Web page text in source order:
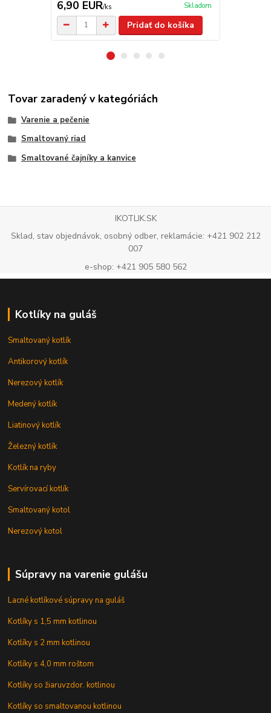
6,90 EUR/ks Skladom
Pridať do košíka
Tovar zaradený v kategóriách
Varenie a pečenie
Smaltovaný riad
Smaltované čajníky a kanvice
IKOTLIK.SK
Sklad, stav objednávok, osobný odber, reklamácie: +421 902 212
007
e-shop: +421 905 580 562
Kotlíky na guláš
Smaltovaný kotlík
Antikorový kotlík
Nerezový kotlík
Medený kotlík
Liatinový kotlík
Železný kotlík
Kotlík na ryby
Servírovací kotlík
Smaltovaný kotol
Nerezový kotol
Súpravy na varenie gulášu
Lacné kotlíkové súpravy na guláš
Kotlíky s 1,5 mm kotlinou
Kotlíky s 2 mm kotlinou
Kotlíky s 4,0 mm roštom
Kotlíky so žiaruvzdor. kotlinou
Kotlíky so smaltovanou kotlinou